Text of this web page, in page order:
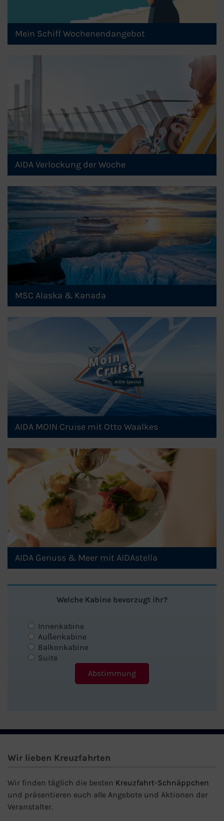
Mein Schiff Wochenendangebot
AIDA Verlockung der Woche
MSC Alaska & Kanada
AIDA MOIN Cruise mit Otto Waalkes
AIDA Genuss & Meer mit AIDAstella
Welche Kabine bevorzugt ihr?
Innenkabine
Außenkabine
Balkonkabine
Suite
Wir lieben Kreuzfahrten
Wir finden täglich die besten Kreuzfahrt-Schnäppchen
und präsentieren euch alle Angebote und Aktionen der
Veranstalter.